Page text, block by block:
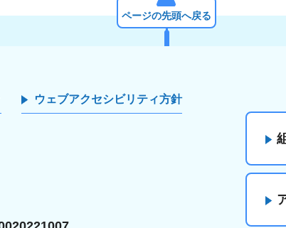
ページの先頭へ戻る
ウェブアクセシビリティ方針